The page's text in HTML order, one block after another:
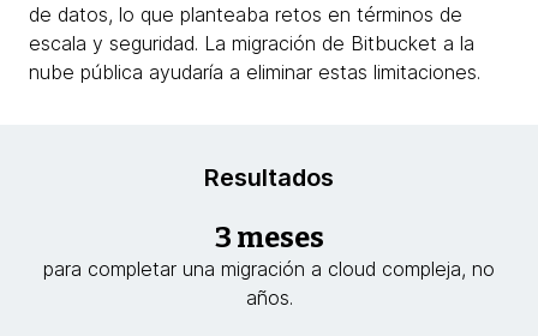
de datos, lo que planteaba retos en términos de
escala y seguridad. La migración de Bitbucket a la
nube pública ayudaría a eliminar estas limitaciones.
Resultados
3 meses
para completar una migración a cloud compleja, no
años.